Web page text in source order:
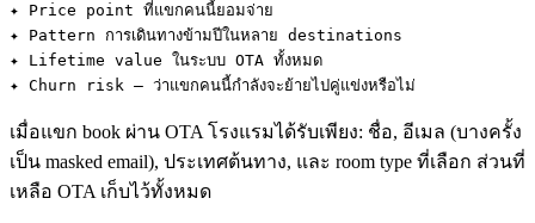
✦ Price point ที่แขกคนนี้ยอมจ่าย
✦ Pattern การเดินทางข้ามปีในหลาย destinations
✦ Lifetime value ในระบบ OTA ทั้งหมด
✦ Churn risk — ว่าแขกคนนี้กำลังจะย้ายไปคู่แข่งหรือไม่
เมื่อแขก book ผ่าน OTA โรงแรมได้รับเพียง: ชื่อ, อีเมล (บางครั้ง
เป็น masked email), ประเทศต้นทาง, และ room type ที่เลือก ส่วนที่
เหลือ OTA เก็บไว้ทั้งหมด